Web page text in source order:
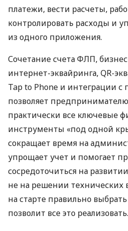
платежи, вести расчеты,
контролировать расходы и
из одного приложения.
Сочетание счета ФЛП,
интернет-эквайринга, QR-
Tap to Phone и интеграции
позволяет
практически все ключевые
инструменты «под одной
сокращает время на
упрощает учет и помогает
сосредоточиться на
не на решении технических
на старте правильно
позволит все это реализовать.